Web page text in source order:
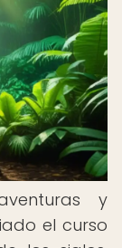
y
el curso